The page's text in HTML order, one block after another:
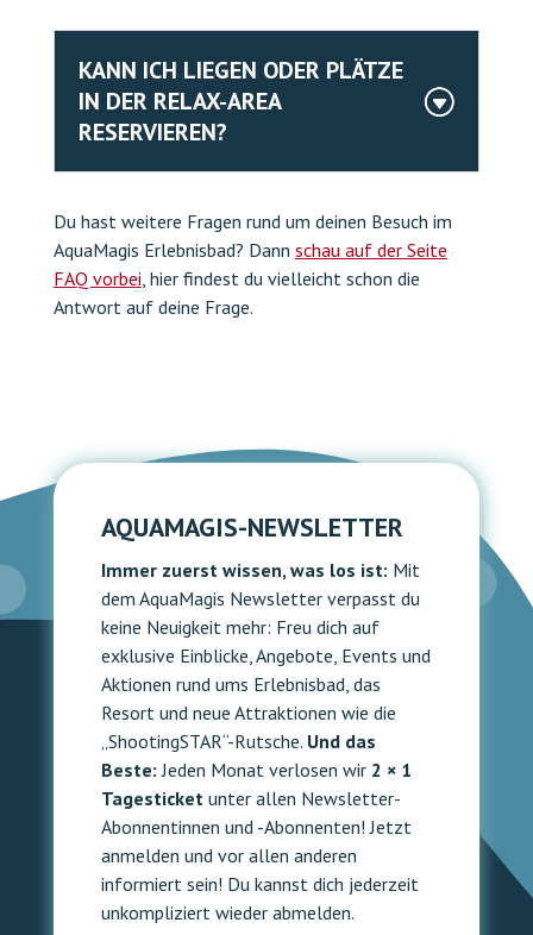
G
KANN ICH LIEGEN ODER PLÄTZE
IN DER RELAX-AREA
RESERVIEREN?
Du hast weitere Fragen rund um deinen Besuch im
AquaMagis Erlebnisbad? Dann schau auf der Seite
FAQ vorbei , hier findest du vielleicht schon die
Antwort auf deine Frage.
AQUAMAGIS-NEWSLETTER
Immer zuerst wissen, was los ist: Mit
dem AquaMagis Newsletter verpasst du
keine Neuigkeit mehr: Freu dich auf
exklusive Einblicke, Angebote, Events und
Aktionen rund ums Erlebnisbad, das
Resort und neue Attraktionen wie die
„ShootingSTAR“-Rutsche. Und das
Beste: Jeden Monat verlosen wir 2 × 1
Tagesticket unter allen Newsletter-
Abonnentinnen und -Abonnenten! Jetzt
anmelden und vor allen anderen
informiert sein! Du kannst dich jederzeit
unkompliziert wieder abmelden.